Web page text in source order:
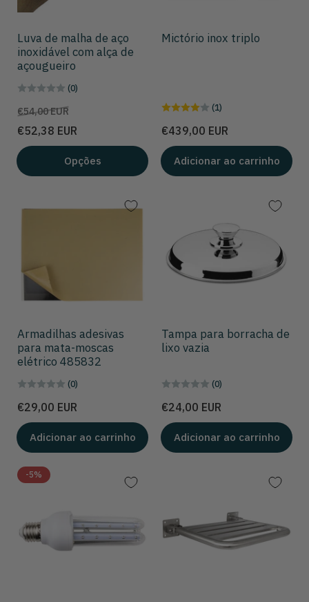
Luva de malha de aço
inoxidável com alça de
açougueiro
(0)
Preço
€54,00 EUR
de
venda
€52,38 EUR
Opções
Mictório inox triplo
(1)
Preço
€439,00 EUR
Adicionar ao carrinho
Armadilhas adesivas
para mata-moscas
elétrico 485832
(0)
Preço
€29,00 EUR
Adicionar ao carrinho
Tampa para borracha de
lixo vazia
(0)
Preço
€24,00 EUR
Adicionar ao carrinho
-5%